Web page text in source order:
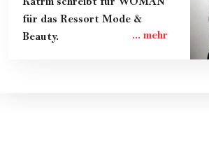
für das Ressort Mode &
Beauty.